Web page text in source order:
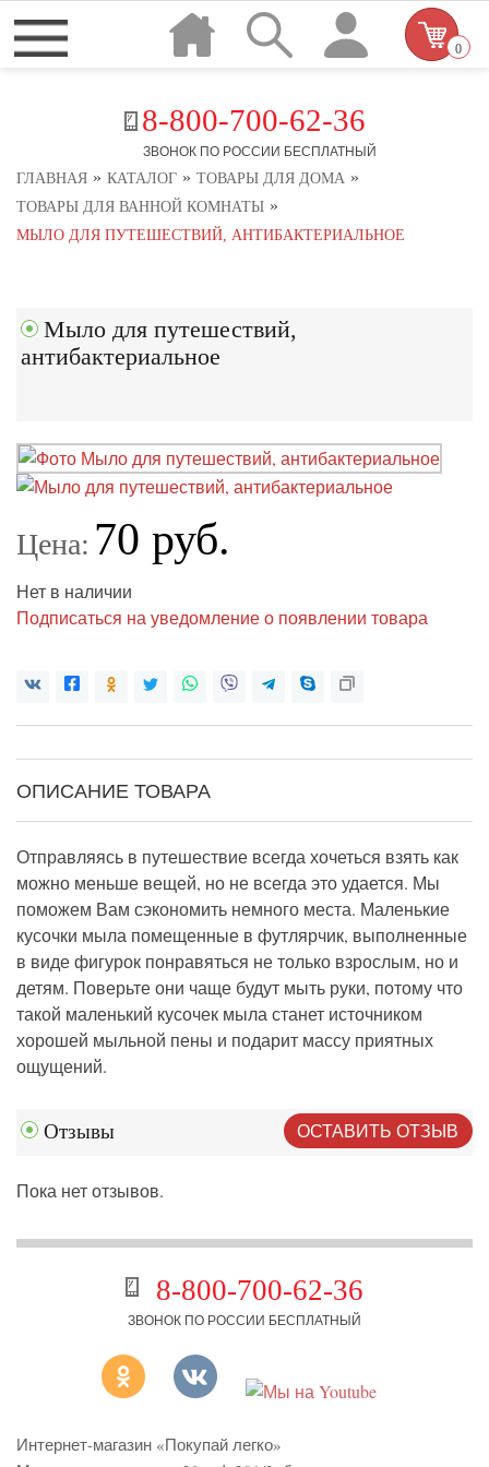
8-800-700-62-36
ЗВОНОК ПО РОССИИ БЕСПЛАТНЫЙ
0
ГЛАВНАЯ » КАТАЛОГ » ТОВАРЫ ДЛЯ ДОМА »
ТОВАРЫ ДЛЯ ВАННОЙ КОМНАТЫ »
МЫЛО ДЛЯ ПУТЕШЕСТВИЙ, АНТИБАКТЕРИАЛЬНОЕ
Мыло для путешествий,
антибактериальное
Цена: 70 руб.
Нет в наличии
Подписаться на уведомление о появлении товара
ОПИСАНИЕ ТОВАРА
Отправляясь в путешествие всегда хочеться взять как
можно меньше вещей, но не всегда это удается. Мы
поможем Вам сэкономить немного места. Маленькие
кусочки мыла помещенные в футлярчик, выполненные
в виде фигурок понравяться не только взрослым, но и
детям. Поверьте они чаще будут мыть руки, потому что
такой маленький кусочек мыла станет источником
хорошей мыльной пены и подарит массу приятных
ощущений.
Отзывы ОСТАВИТЬ ОТЗЫВ
Пока нет отзывов.
8-800-700-62-36
ЗВОНОК ПО РОССИИ БЕСПЛАТНЫЙ
Интернет-магазин «Покупай легко»